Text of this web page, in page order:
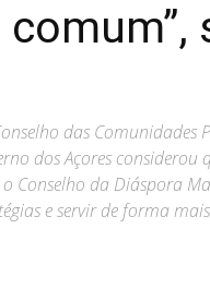
das Comunidades
dos Açores
Conselho da Diáspora
e servir de forma